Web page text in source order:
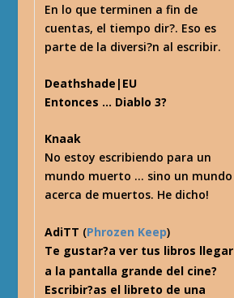
En lo que terminen a fin de
cuentas, el tiempo dir?. Eso es
parte de la diversi?n al escribir.
Deathshade|EU
Entonces … Diablo 3?
Knaak
No estoy escribiendo para un
mundo muerto … sino un mundo
acerca de muertos. He dicho!
AdiTT (Phrozen Keep)
Te gustar?a ver tus libros llegar
a la pantalla grande del cine?
Escribir?as el libreto de una